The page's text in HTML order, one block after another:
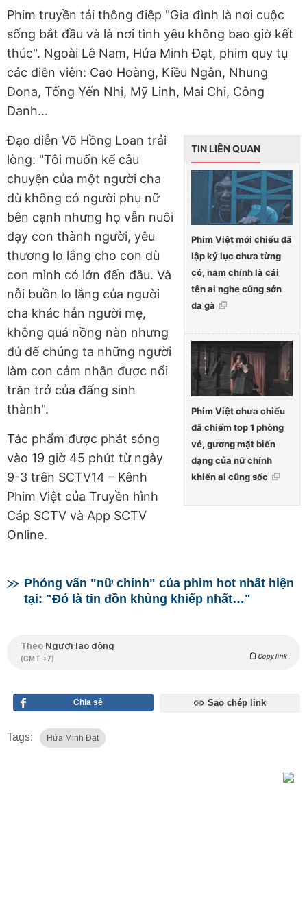
Phim truyền tải thông điệp "Gia đình là nơi cuộc
sống bắt đầu và là nơi tình yêu không bao giờ kết
thúc". Ngoài Lê Nam, Hứa Minh Đạt, phim quy tụ
các diễn viên: Cao Hoàng, Kiều Ngân, Nhung
Dona, Tống Yến Nhi, Mỹ Linh, Mai Chi, Công
Danh…
TIN LIÊN QUAN
Phim Việt mới chiếu đã
lập kỷ lục chưa từng
có, nam chính là cái
tên ai nghe cũng sởn
da gà
Phim Việt chưa chiếu
đã chiếm top 1 phòng
vé, gương mặt biến
dạng của nữ chính
khiến ai cũng sốc
Đạo diễn Võ Hồng Loan trải
lòng: "Tôi muốn kể câu
chuyện của một người cha
dù không có người phụ nữ
bên cạnh nhưng họ vẫn nuôi
dạy con thành người, yêu
thương lo lắng cho con dù
con mình có lớn đến đâu. Và
nỗi buồn lo lắng của người
cha khác hẳn người mẹ,
không quá nồng nàn nhưng
đủ để chúng ta những người
làm con cảm nhận được nổi
trăn trở của đấng sinh
thành".
Tác phẩm được phát sóng
vào 19 giờ 45 phút từ ngày
9-3 trên SCTV14 – Kênh
Phim Việt của Truyền hình
Cáp SCTV và App SCTV
Online.
Phỏng vấn "nữ chính" của phim hot nhất hiện
tại: "Đó là tin đồn khủng khiếp nhất…"
Theo Người lao động
(GMT +7) Copy link
Chia sẻ Sao chép link
Tags: Hứa Minh Đạt